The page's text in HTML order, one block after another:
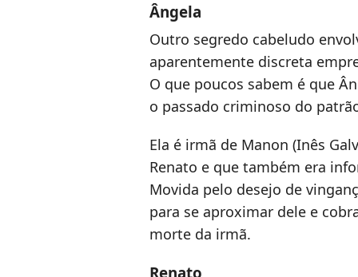
Ângela
Outro segredo cabeludo
aparentemente discreta
O que poucos sabem é que
o passado criminoso do
Ela é irmã de Manon (Inês
Renato e que também era
Movida pelo desejo de
para se aproximar dele e
morte da irmã.